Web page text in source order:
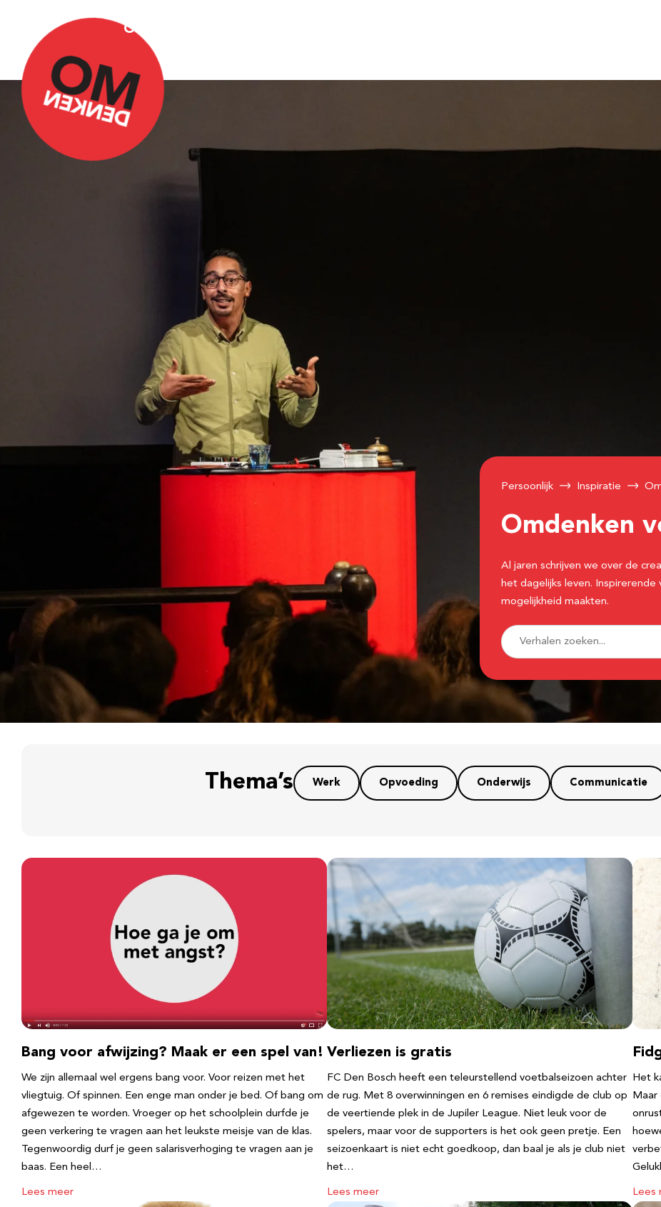
Over Omdenken
Persoonlijk Inspiratie
Omdenken
Al jaren schrijven we over de
het dagelijks leven. Inspirerende
mogelijkheid maakten.
Thema’s Werk Opvoeding Onderwijs Communicatie
Bang voor afwijzing? Maak er een spel van!
We zijn allemaal wel ergens bang voor. Voor reizen met het
vliegtuig. Of spinnen. Een enge man onder je bed. Of bang om
afgewezen te worden. Vroeger op het schoolplein durfde je
geen verkering te vragen aan het leukste meisje van de klas.
Tegenwoordig durf je geen salarisverhoging te vragen aan je
baas. Een heel…
Lees meer
Verliezen is gratis
FC Den Bosch heeft een teleurstellend voetbalseizoen achter
de rug. Met 8 overwinningen en 6 remises eindigde de club op
de veertiende plek in de Jupiler League. Niet leuk voor de
spelers, maar voor de supporters is het ook geen pretje. Een
seizoenkaart is niet echt goedkoop, dan baal je als je club niet
het…
Lees meer
Het
Maar
Lees